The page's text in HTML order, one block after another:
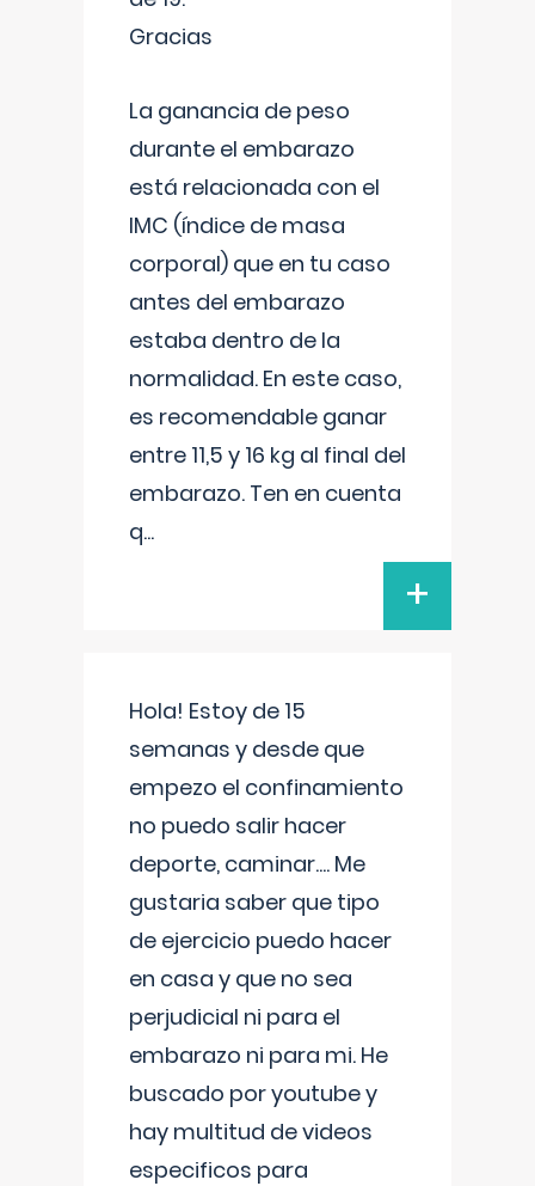
Gracias
La ganancia de peso
durante el embarazo
está relacionada con el
IMC (índice de masa
corporal) que en tu caso
antes del embarazo
estaba dentro de la
normalidad. En este caso,
es recomendable ganar
entre 11,5 y 16 kg al final del
embarazo. Ten en cuenta
q...
+
Hola! Estoy de 15
semanas y desde que
empezo el confinamiento
no puedo salir hacer
deporte, caminar.... Me
gustaria saber que tipo
de ejercicio puedo hacer
en casa y que no sea
perjudicial ni para el
embarazo ni para mi. He
buscado por youtube y
hay multitud de videos
especificos para